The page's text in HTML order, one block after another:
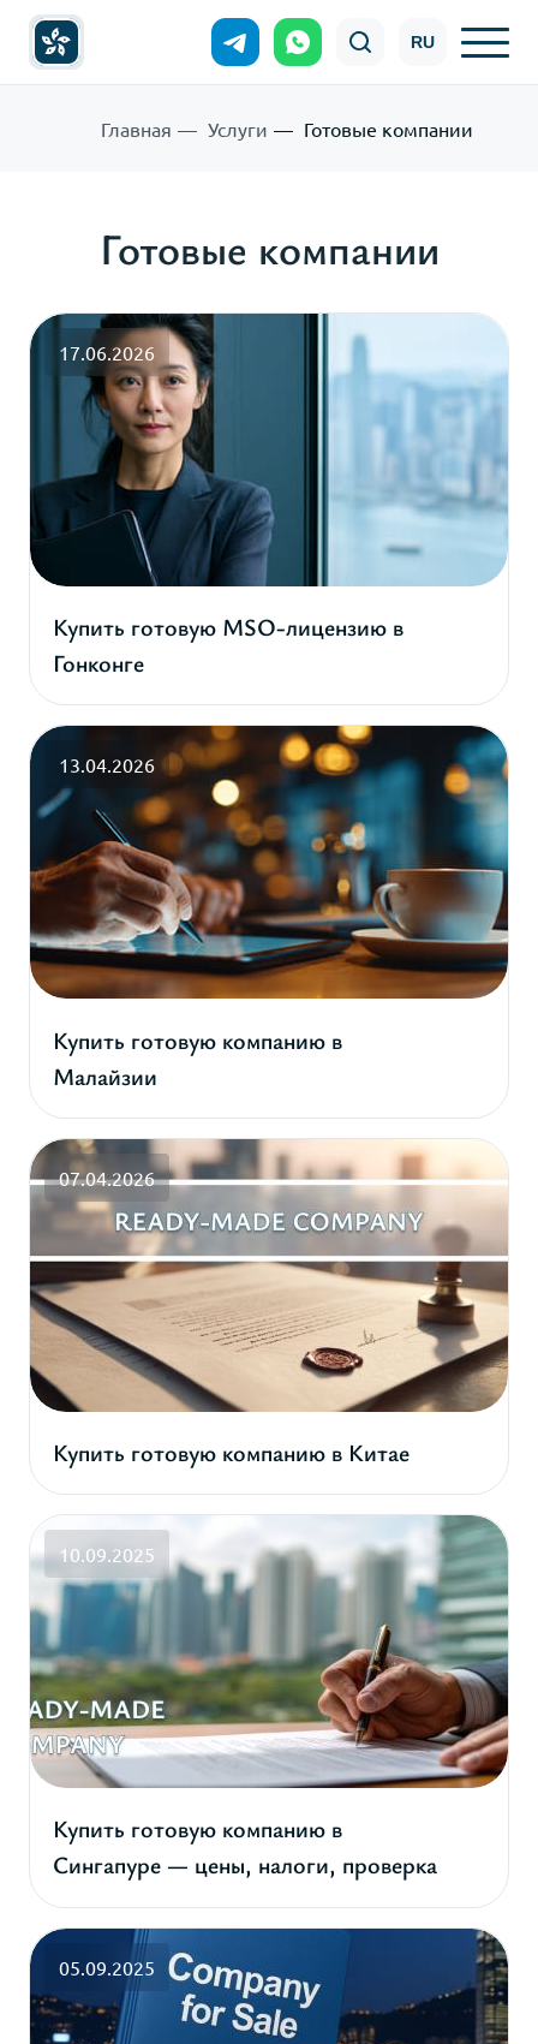
RU
Главная Услуги Готовые компании
Готовые компании
17.06.2026
Купить готовую MSO-лицензию в
Гонконге
13.04.2026
Купить готовую компанию в
Малайзии
07.04.2026
Купить готовую компанию в Китае
10.09.2025
Купить готовую компанию в
Сингапуре — цены, налоги, проверка
05.09.2025